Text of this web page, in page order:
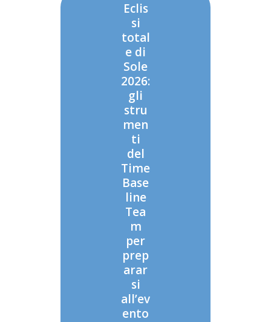
Eclis
si
total
e di
Sole
2026:
gli
stru
men
ti
del
Time
Base
line
Tea
m
per
prep
arar
si
all’ev
ento